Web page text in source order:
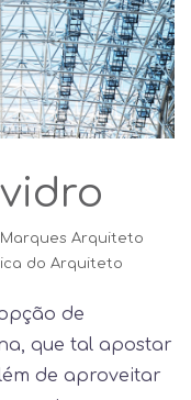
Marques Arquiteto
do Arquiteto
de
que tal apostar
de aproveitar